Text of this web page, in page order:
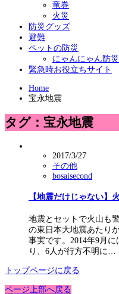
竜巻
火災
防災グッズ
避難
ペットの防災
にゃんにゃん防
緊急時お役立ちサイト
Home
宝永地震
タグ：宝永地震
2017/3/27
その他
bosaisecond
【地震だけじゃない】
地震とセットで火山も
の東日本大地震あたり
事実です。2014年9月
り、6人が行方不明に…
トップページに戻る
ページ上部へ戻る